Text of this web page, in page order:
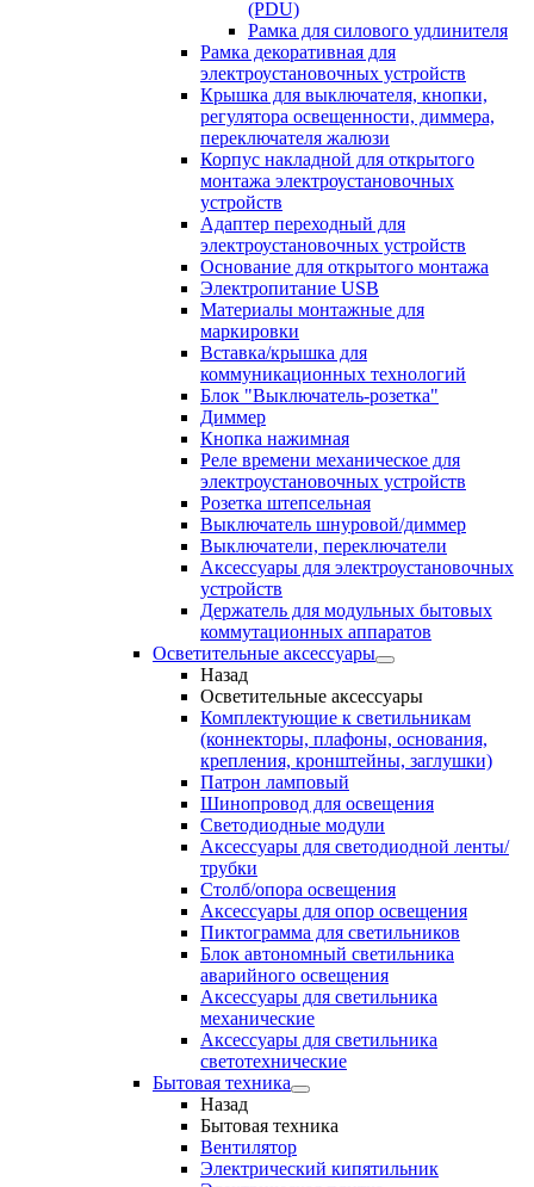
(PDU)
Рамка для силового удлинителя
Рамка декоративная для
электроустановочных устройств
Крышка для выключателя, кнопки,
регулятора освещенности, диммера,
переключателя жалюзи
Корпус накладной для открытого
монтажа электроустановочных
устройств
Адаптер переходный для
электроустановочных устройств
Основание для открытого монтажа
Электропитание USB
Материалы монтажные для
маркировки
Вставка/крышка для
коммуникационных технологий
Блок "Выключатель-розетка"
Диммер
Кнопка нажимная
Реле времени механическое для
электроустановочных устройств
Розетка штепсельная
Выключатель шнуровой/диммер
Выключатели, переключатели
Аксессуары для электроустановочных
устройств
Держатель для модульных бытовых
коммутационных аппаратов
Осветительные аксессуары
Назад
Осветительные аксессуары
Комплектующие к светильникам
(коннекторы, плафоны, основания,
крепления, кронштейны, заглушки)
Патрон ламповый
Шинопровод для освещения
Светодиодные модули
Аксессуары для светодиодной ленты/
трубки
Столб/опора освещения
Аксессуары для опор освещения
Пиктограмма для светильников
Блок автономный светильника
аварийного освещения
Аксессуары для светильника
механические
Аксессуары для светильника
светотехнические
Бытовая техника
Назад
Бытовая техника
Вентилятор
Электрический кипятильник